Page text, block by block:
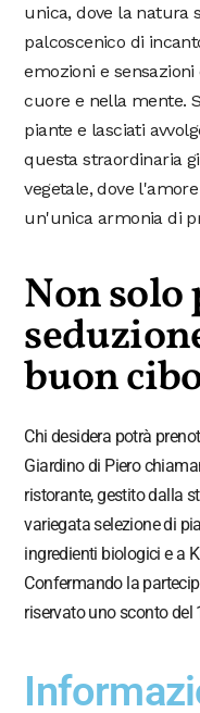
unica, dove la natura
palcoscenico di
emozioni e
cuore e nella mente.
piante e lasciati
questa straordinaria
vegetale, dove
un'unica armonia di
Non solo
buon
Chi desidera potrà
Giardino di Piero
ristorante, gestito dalla
variegata selezione di
ingredienti biologici e a
Confermando la
riservato uno sconto del